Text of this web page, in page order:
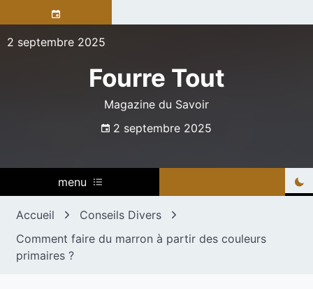
to
content
2 septembre 2025
Fourre Tout
Magazine du Savoir
2 septembre 2025
menu
Accueil
Conseils Divers
Comment faire du marron à partir des couleurs
primaires ?